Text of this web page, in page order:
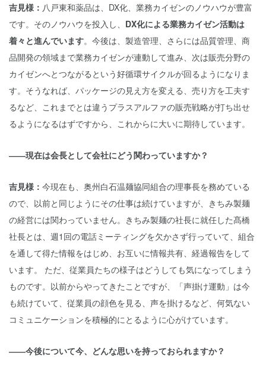
吉見様： 八戸東和薬品は、DX化、業務カイゼンのノウハウが豊富
です。そのノウハウを投入し、 DX化による業務カイゼン活動は
着々と進んでいます。今後は、製造管理、さらには品質管理、商
品開発の領域まで業務カイゼンが連動して進み、次は販売分野の
カイゼンへとつながるという好循環サイクルが回るようになりま
す。そうなれば、パッケージの見え方を変える、売り方を工夫す
るなど、これまでとは違うプラスアルファの販売戦略が打ち出せ
るようになるはずですから、これからに大いに期待しています。
――現在は会長として会社にどう関わっていますか？
吉見様： 今現在も、奥州白石温麺協同組合の理事長を務めている
ので、以前と同じようにその仕事は続けていますが、きちみ製麺
の経営には関わっていません。きちみ製麺の社長に就任した髙橋
社長とは、週1回の電話ミーティングを欠かさず行っていて、組合
を通して得た情報をはじめ、お互いに情報共有、経過報告をして
います。 ただ、従業員たちの様子はどうしても気になってしまう
ものです。以前からやってきたことですが、「声掛け運動」は今
も続けていて、従業員の顔色を見る、声を掛けるなど、何気ない
コミュニケーションを積極的にとるように心がけています。
――今後について今、どんな思いを持っておられますか？